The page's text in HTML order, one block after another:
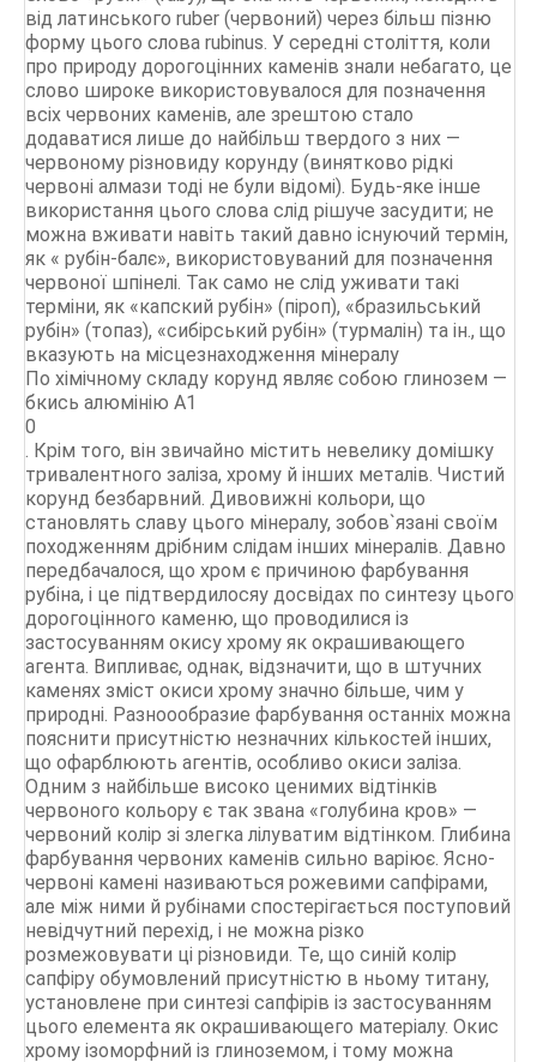
від латинського ruber (червоний) через більш пізню
форму цього слова rubinus. У середні століття, коли
про природу дорогоцінних каменів знали небагато, це
слово широке використовувалося для позначення
всіх червоних каменів, але зрештою стало
додаватися лише до найбільш твердого з них —
червоному різновиду корунду (винятково рідкі
червоні алмази тоді не були відомі). Будь-яке інше
використання цього слова слід рішуче засудити; не
можна вживати навіть такий давно існуючий термін,
як « рубін-балє», використовуваний для позначення
червоної шпінелі. Так само не слід уживати такі
терміни, як «капский рубін» (піроп), «бразильський
рубін» (топаз), «сибірський рубін» (турмалін) та ін., що
вказують на місцезнаходження мінералу
По хімічному складу корунд являє собою глинозем —
бкись алюмінію А1
0
. Крім того, він звичайно містить невелику домішку
тривалентного заліза, хрому й інших металів. Чистий
корунд безбарвний. Дивовижні кольори, що
становлять славу цього мінералу, зобов`язані своїм
походженням дрібним слідам інших мінералів. Давно
передбачалося, що хром є причиною фарбування
рубіна, і це підтвердилосяу досвідах по синтезу цього
дорогоцінного каменю, що проводилися із
застосуванням окису хрому як окрашивающего
агента. Випливає, однак, відзначити, що в штучних
каменях зміст окиси хрому значно більше, чим у
природні. Разноообразие фарбування останніх можна
пояснити присутністю незначних кількостей інших,
що офарблюють агентів, особливо окиси заліза.
Одним з найбільше високо ценимих відтінків
червоного кольору є так звана «голубина кров» —
червоний колір зі злегка лілуватим відтінком. Глибина
фарбування червоних каменів сильно варіює. Ясно-
червоні камені називаються рожевими сапфірами,
але між ними й рубінами спостерігається поступовий
невідчутний перехід, і не можна різко
розмежовувати ці різновиди. Те, що синій колір
сапфіру обумовлений присутністю в ньому титану,
установлене при синтезі сапфірів із застосуванням
цього елемента як окрашивающего матеріалу. Окис
хрому ізоморфний із глиноземом, і тому можна